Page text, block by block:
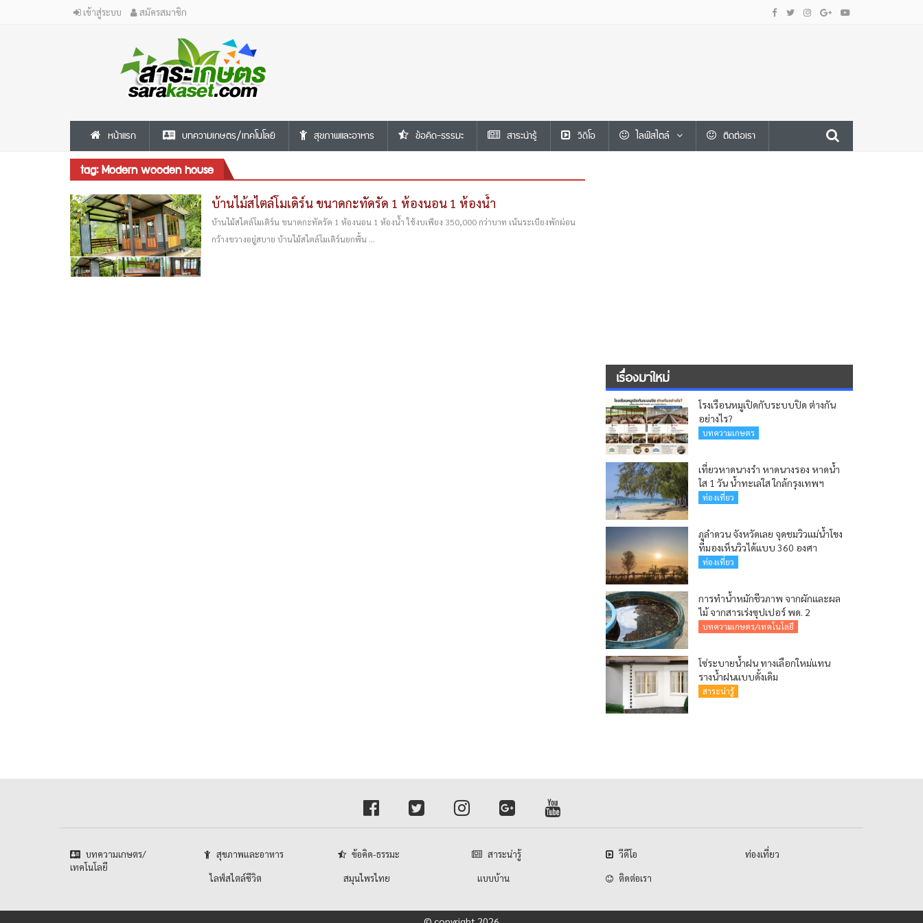
เข้าสู่ระบบ สมัครสมาชิก
หน้าแรก บทความเกษตร/เทคโนโลยี สุขภาพและอาหาร ข้อคิด-ธรรมะ สาระน่ารู้ วีดีโอ ไลฟ์สไตล์ ติดต่อเรา
tag: Modern wooden house
บ้านไม้สไตล์โมเดิร์น ขนาดกะทัดรัด 1 ห้องนอน 1 ห้องน้ำ
บ้านไม้สไตล์โมเดิร์น ขนาดกะทัดรัด 1 ห้องนอน 1 ห้องน้ำ ใช้งบเพียง 350,000 กว่าบาท เน้นระเบียงพักผ่อน
กว้างขวางอยู่สบาย บ้านไม้สไตล์โมเดิร์นยกพื้น ...
เรื่องมาใหม่
โรงเรือนหมูเปิดกับระบบปิด ต่างกัน
อย่างไร?
บทความเกษตร
เที่ยวหาดนางรำ หาดนางรอง หาดน้ำ
ใส 1 วัน น้ำทะเลใส ใกล้กรุงเทพฯ
ท่องเที่ยว
ภูลำดวน จังหวัดเลย จุดชมวิวแม่น้ำโขง
ที่มองเห็นวิวได้แบบ 360 องศา
ท่องเที่ยว
การทำน้ำหมักชีวภาพ จากผักและผล
ไม้ จากสารเร่งซุปเปอร์ พด. 2
บทความเกษตร/เทคโนโลยี
โซ่ระบายน้ำฝน ทางเลือกใหม่แทน
รางน้ำฝนแบบดั้งเดิม
สาระน่ารู้
บทความเกษตร/
เทคโนโลยี
สุขภาพและอาหาร ข้อคิด-ธรรมะ สาระน่ารู้ วีดีโอ ท่องเที่ยว
ไลฟ์สไตล์ชีวิต สมุนไพรไทย แบบบ้าน ติดต่อเรา